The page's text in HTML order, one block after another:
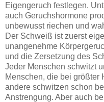
Eigengeruch festlegen.
auch Geruchshormone
unbewusst riechen und
Der Schweiß ist zuerst
unangenehme
und die Zersetzung des
Jeder Menschen schwitzt
Menschen, die bei größter
andere schwitzen schon
Anstrengung. Aber auch